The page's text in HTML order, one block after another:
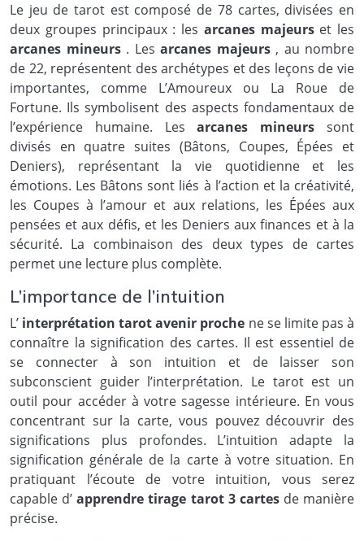
Le jeu de tarot est composé de 78 cartes, divisées en
deux groupes principaux : les arcanes majeurs et les
arcanes mineurs . Les arcanes majeurs , au nombre
de 22, représentent des archétypes et des leçons de vie
importantes, comme L’Amoureux ou La Roue de
Fortune. Ils symbolisent des aspects fondamentaux de
l’expérience humaine. Lesarcanes mineurssont
divisés en quatre suites (Bâtons, Coupes, Épées et
Deniers), représentant la vie quotidienne et les
émotions. Les Bâtons sont liés à l’action et la créativité,
les Coupes à l’amour et aux relations, les Épées aux
pensées et aux défis, et les Deniers aux finances et à la
sécurité. La combinaison des deux types de cartes
permet une lecture plus complète.
L’importance de l’intuition
L’ interprétation tarot avenir proche ne se limite pas à
connaître la signification des cartes. Il est essentiel de
se connecter à son intuition et de laisser son
subconscient guider l’interprétation. Le tarot est un
outil pour accéder à votre sagesse intérieure. En vous
concentrant sur la carte, vous pouvez découvrir des
significations plus profondes. L’intuition adapte la
signification générale de la carte à votre situation. En
pratiquant l’écoute de votre intuition, vous serez
capable d’apprendre tirage tarot 3 cartes de manière
précise.